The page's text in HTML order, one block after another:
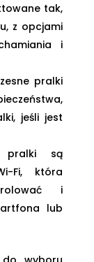
tak,
z opcjami
i
pralki
jeśli jest
są
Fi, która
i
lub